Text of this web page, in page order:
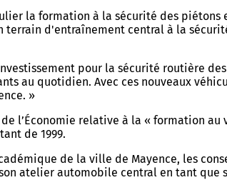
la formation à la sécurité des piétons
d'entraînement central à la
pour la sécurité routière
au quotidien. Avec ces nouveaux
»
l’Économie relative à la « formation
de 1999.
de la ville de Mayence, les
atelier automobile central en tant que